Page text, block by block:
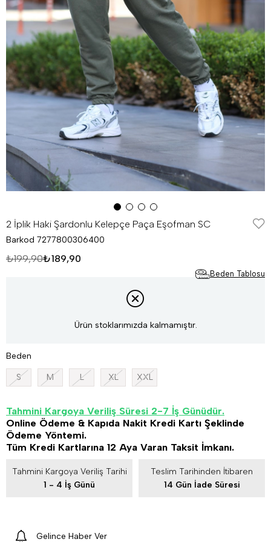
2 İplik Haki Şardonlu Kelepçe Paça Eşofman SC
Barkod 7277800306400
₺199,90₺189,90
Beden Tablosu
Ürün stoklarımızda kalmamıştır.
Beden
S M L XL XXL
Tahmini Kargoya Veriliş Süresi 2-7 İş Günüdür.
Online Ödeme & Kapıda Nakit Kredi Kartı Şeklinde
Ödeme Yöntemi.
Tüm Kredi Kartlarına 12 Aya Varan Taksit İmkanı.
Tahmini Kargoya Veriliş Tarihi
1 - 4 İş Günü
Teslim Tarihinden İtibaren
14 Gün İade Süresi
Gelince Haber Ver